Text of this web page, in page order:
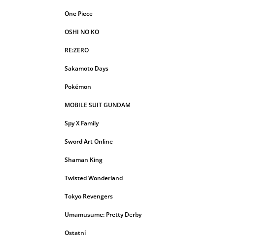
One Piece
OSHI NO KO
RE:ZERO
Sakamoto Days
Pokémon
MOBILE SUIT GUNDAM
Spy X Family
Sword Art Online
Shaman King
Twisted Wonderland
Tokyo Revengers
Umamusume: Pretty Derby
Ostatní